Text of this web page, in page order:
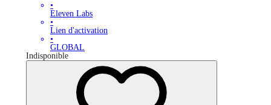
•
Eleven Labs
•
Lien d'activation
•
GLOBAL
Indisponible